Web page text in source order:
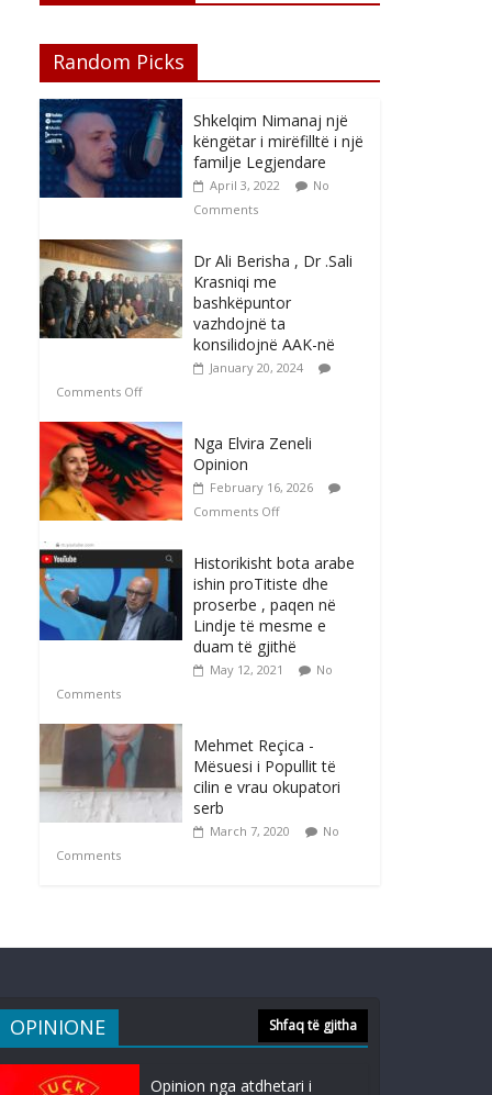
Random Picks
Shkelqim Nimanaj një
këngëtar i mirëfilltë i një
familje Legjendare
April 3, 2022
No
Comments
Dr Ali Berisha , Dr .Sali
Krasniqi me
bashkëpuntor
vazhdojnë ta
konsilidojnë AAK-në
January 20, 2024
Comments Off
Nga Elvira Zeneli
Opinion
February 16, 2026
Comments Off
Historikisht bota arabe
ishin proTitiste dhe
proserbe , paqen në
Lindje të mesme e
duam të gjithë
May 12, 2021
No
Comments
Mehmet Reçica -
Mësuesi i Popullit të
cilin e vrau okupatori
serb
March 7, 2020
No
Comments
OPINIONE Shfaq të gjitha
Opinion nga atdhetari i